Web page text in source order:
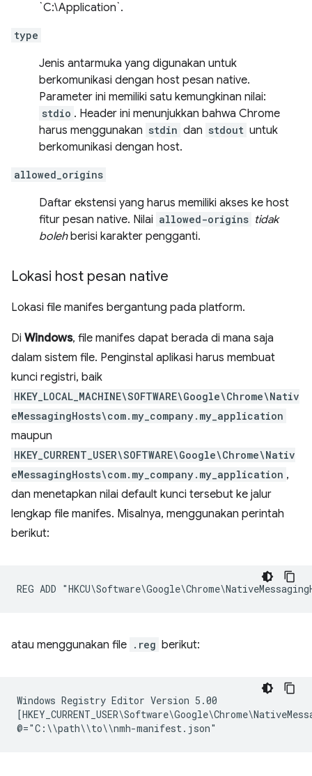
`C:\Application`.
type
Jenis antarmuka yang digunakan untuk
berkomunikasi dengan host pesan native.
Parameter ini memiliki satu kemungkinan nilai:
stdio . Header ini menunjukkan bahwa Chrome
harus menggunakan stdin dan stdout untuk
berkomunikasi dengan host.
allowed_origins
Daftar ekstensi yang harus memiliki akses ke host
fitur pesan native. Nilai allowed-origins tidak
bolehberisi karakter pengganti.
Lokasi host pesan native
Lokasi file manifes bergantung pada platform.
Di Windows, file manifes dapat berada di mana saja
dalam sistem file. Penginstal aplikasi harus membuat
kunci registri, baik
HKEY_LOCAL_MACHINE\SOFTWARE\Google\Chrome\Nativ
eMessagingHosts\com.my_company.my_application
maupun
HKEY_CURRENT_USER\SOFTWARE\Google\Chrome\Nativ
eMessagingHosts\com.my_company.my_application ,
dan menetapkan nilai default kunci tersebut ke jalur
lengkap file manifes. Misalnya, menggunakan perintah
berikut:
atau menggunakan file .reg berikut:
Windows Registry Editor Version 5.00